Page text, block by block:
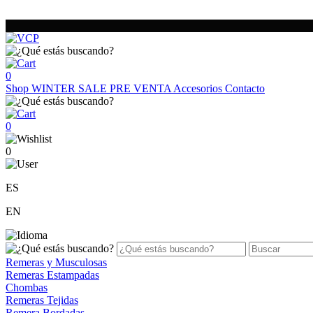
0
Shop WINTER SALE PRE VENTA Accesorios Contacto
0
0
ES
EN
Remeras y Musculosas
Remeras Estampadas
Chombas
Remeras Tejidas